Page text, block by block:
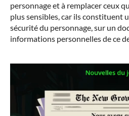
personnage et à remplacer ceux
plus sensibles, car ils constituent
sécurité du personnage, sur un
informations personnelles de ce